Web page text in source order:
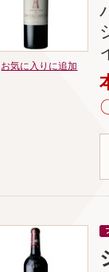
お気に入りに追加